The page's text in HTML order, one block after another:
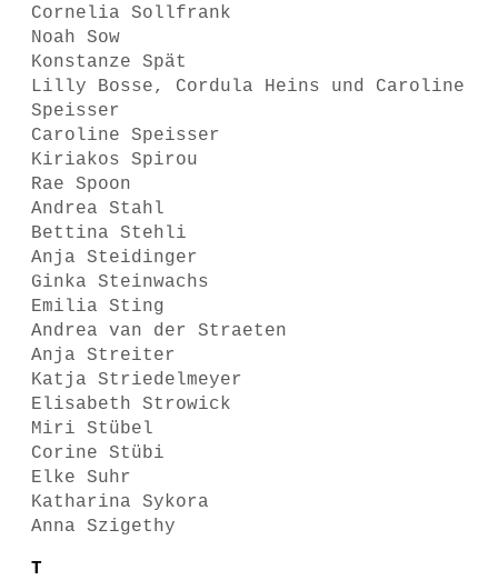
Cornelia Sollfrank
Noah Sow
Konstanze Spät
Lilly Bosse, Cordula Heins und Caroline
Speisser
Caroline Speisser
Kiriakos Spirou
Rae Spoon
Andrea Stahl
Bettina Stehli
Anja Steidinger
Ginka Steinwachs
Emilia Sting
Andrea van der Straeten
Anja Streiter
Katja Striedelmeyer
Elisabeth Strowick
Miri Stübel
Corine Stübi
Elke Suhr
Katharina Sykora
Anna Szigethy
T